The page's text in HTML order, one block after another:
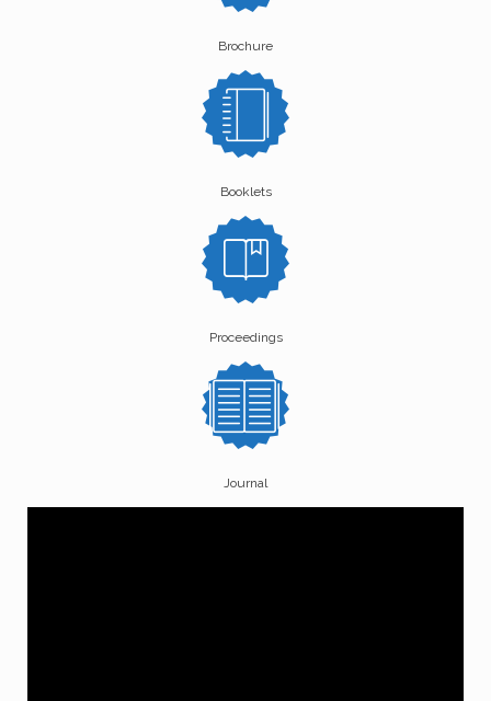
Brochure
Booklets
Proceedings
Journal